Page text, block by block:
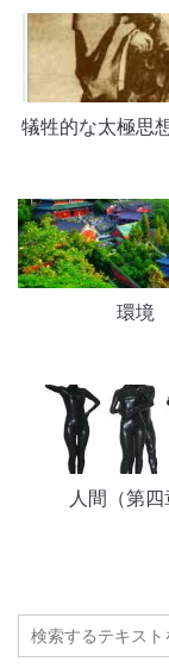
犠牲的な太極思
環境
人間（第四